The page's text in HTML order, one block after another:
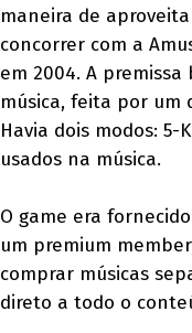
maneira de
concorrer com a
em 2004. A
música, feita por um
Havia dois modos:
usados na música.
O game era
um premium
comprar músicas
direto a todo o